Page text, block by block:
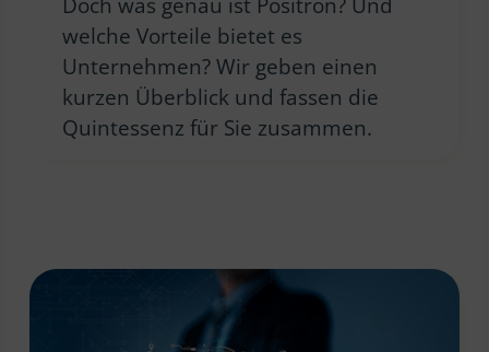
welche Vorteile bietet es
Unternehmen? Wir geben einen
kurzen Überblick und fassen die
Quintessenz für Sie zusammen.